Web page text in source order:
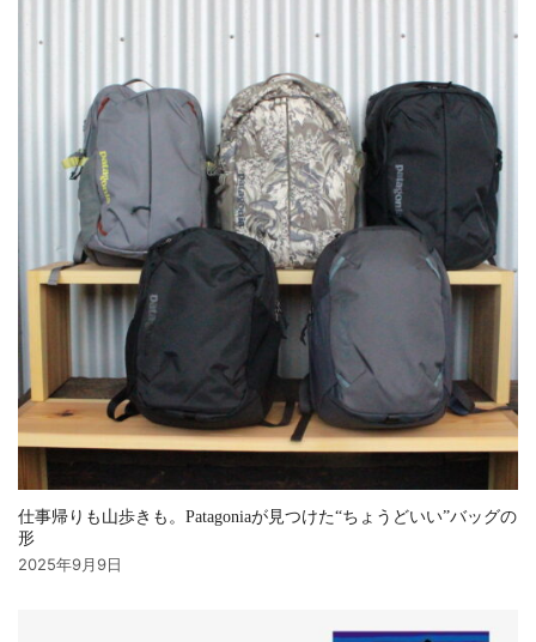
仕事帰りも山歩きも。Patagoniaが見つけた“ちょうどいい”バッグの
形
2025年9月9日